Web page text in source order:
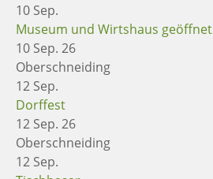
10 Sep.
Museum und Wirtshaus geöffnet
10 Sep. 26
Oberschneiding
12 Sep.
Dorffest
12 Sep. 26
Oberschneiding
12 Sep.